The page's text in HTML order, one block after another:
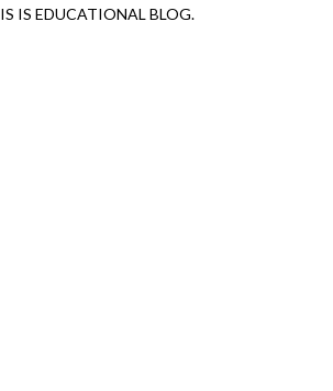
IS EDUCATIONAL BLOG.